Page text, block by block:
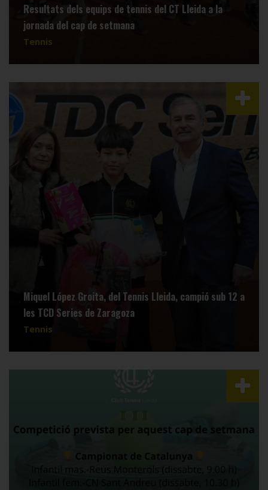
Resultats dels equips de tennis del CT Lleida a la
jornada del cap de setmana
Tennis
Miquel López Groita, del Tennis Lleida, campió sub 12 a
les TCD Series de Zaragoza
Tennis